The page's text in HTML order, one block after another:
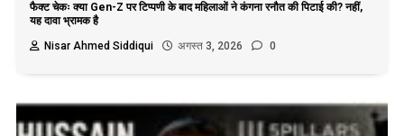
फैक्ट चेकः क्या Gen-Z पर टिप्पणी के बाद महिलाओं ने कंगना रनौत की पिटाई की? नहीं,
यह दावा भ्रामक है
Nisar Ahmed Siddiqui
अगस्त 3, 2026 0